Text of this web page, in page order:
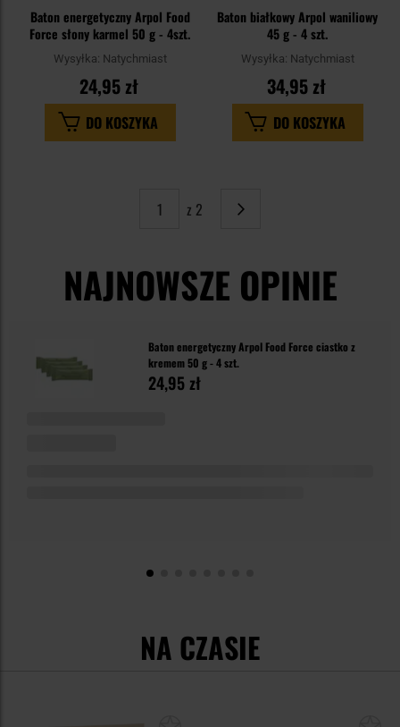
Baton energetyczny Arpol Food
Force słony karmel 50 g - 4szt.
Wysyłka: Natychmiast
24,95 zł
DO KOSZYKA
Baton białkowy Arpol waniliowy
45 g - 4 szt.
Wysyłka: Natychmiast
34,95 zł
DO KOSZYKA
z 2
Strona
Następne
NAJNOWSZE OPINIE
Baton energetyczny Arpol Food Force ciastko z
kremem 50 g - 4 szt.
24,95 zł
NA CZASIE